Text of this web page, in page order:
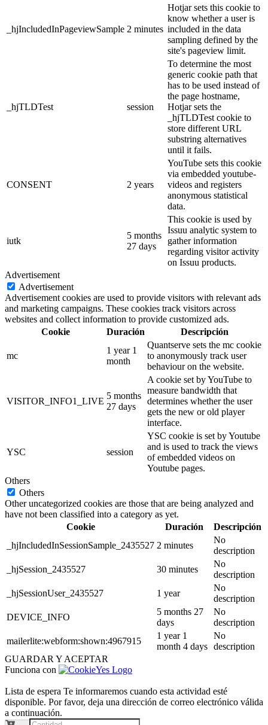
_hjIncludedInPageviewSample 2 minutes
Hotjar sets this cookie to
know whether a user is
included in the data
sampling defined by the
site's pageview limit.
_hjTLDTest session
To determine the most
generic cookie path that
has to be used instead of
the page hostname,
Hotjar sets the
_hjTLDTest cookie to
store different URL
substring alternatives
until it fails.
CONSENT 2 years
YouTube sets this cookie
via embedded youtube-
videos and registers
anonymous statistical
data.
iutk
5 months
27 days
This cookie is used by
Issuu analytic system to
gather information
regarding visitor activity
on Issuu products.
Advertisement
Advertisement
Advertisement cookies are used to provide visitors with relevant ads
and marketing campaigns. These cookies track visitors across
websites and collect information to provide customized ads.
Cookie
Duración Descripción
mc
1 year 1
month
Quantserve sets the mc cookie
to anonymously track user
behaviour on the website.
VISITOR_INFO1_LIVE
5 months
27 days
A cookie set by YouTube to
measure bandwidth that
determines whether the user
gets the new or old player
interface.
YSC session
YSC cookie is set by Youtube
and is used to track the views
of embedded videos on
Youtube pages.
Others
Others
Other uncategorized cookies are those that are being analyzed and
have not been classified into a category as yet.
Cookie
Duración
Descripción
_hjIncludedInSessionSample_2435527 2 minutes
No
description
_hjSession_2435527
30 minutes
No
description
_hjSessionUser_2435527
1 year
No
description
DEVICE_INFO
5 months 27
days
No
description
mailerlite:webform:shown:4967915
1 year 1
month 4 days
No
description
GUARDAR Y ACEPTAR
Funciona con
Lista de espera Te informaremos cuando esta actividad esté
disponible. Por favor, deja una dirección de correo electrónico válida
a continuación.